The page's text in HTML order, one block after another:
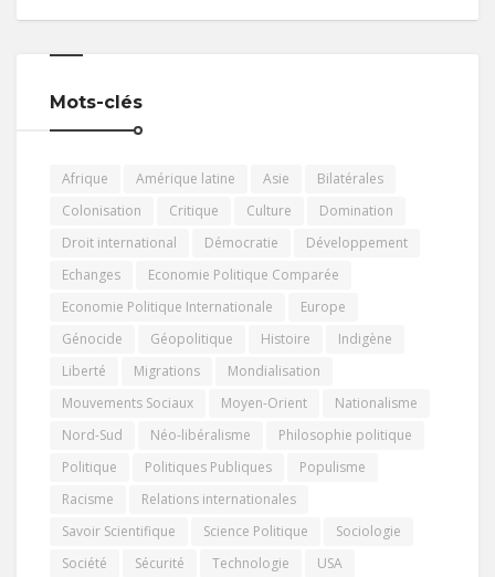
Mots-clés
Afrique Amérique latine Asie
Bilatérales
Colonisation
Critique Culture
Domination
Droit international
Démocratie
Développement
Echanges
Economie Politique Comparée
Economie Politique Internationale
Europe
Génocide
Géopolitique Histoire
Indigène
Liberté
Migrations
Mondialisation
Mouvements Sociaux
Moyen-Orient
Nationalisme
Nord-Sud
Néo-libéralisme
Philosophie politique
Politique
Politiques Publiques
Populisme
Racisme
Relations internationales
Savoir Scientifique
Science Politique
Sociologie
Société
Sécurité Technologie USA